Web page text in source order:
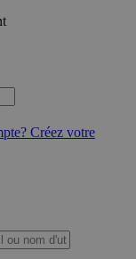
Créez votre